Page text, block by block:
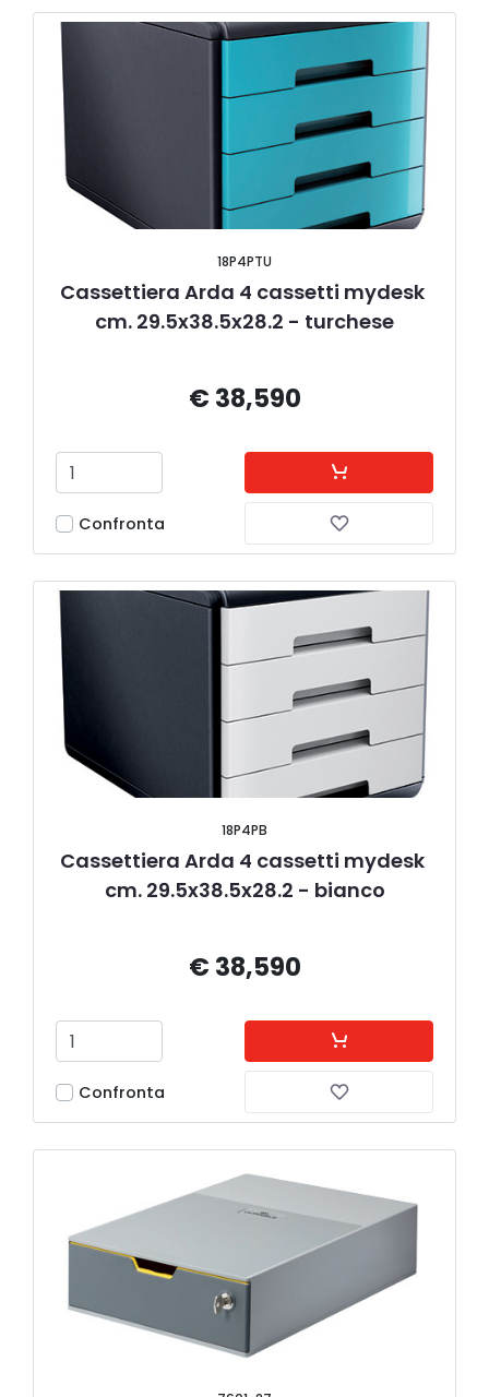
18P4PTU
Cassettiera Arda 4 cassetti mydesk
cm. 29.5x38.5x28.2 - turchese
€ 38,590
Confronta
18P4PB
Cassettiera Arda 4 cassetti mydesk
cm. 29.5x38.5x28.2 - bianco
€ 38,590
Confronta